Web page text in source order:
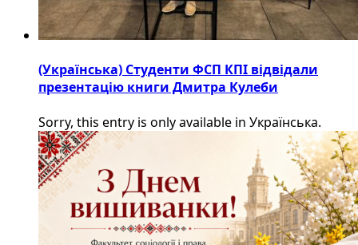
(Українська) Студенти ФСП КПІ відвідали
презентацію книги Дмитра Кулеби
Sorry, this entry is only available in Українська.